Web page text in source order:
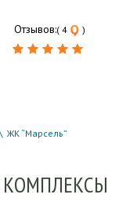
Отзывов:( 4 )
ЖК “Марсель”